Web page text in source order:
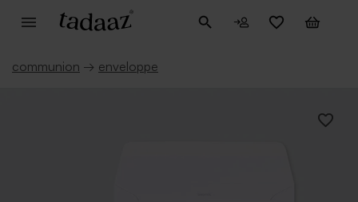
communion → enveloppe